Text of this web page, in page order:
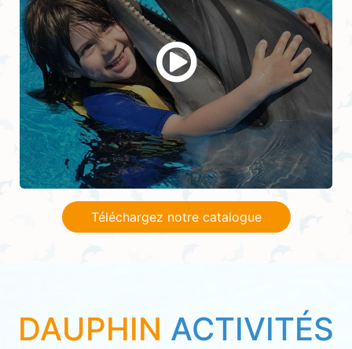
Téléchargez notre catalogue
DAUPHIN ACTIVITÉS